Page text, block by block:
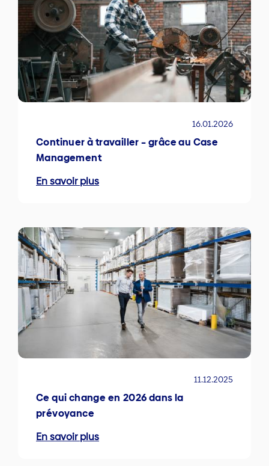
16.01.2026
Continuer à travailler – grâce au Case
Management
En savoir plus
11.12.2025
Ce qui change en 2026 dans la
prévoyance
En savoir plus